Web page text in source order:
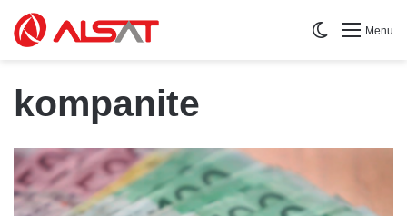
Menu
Switch skin
kompanite